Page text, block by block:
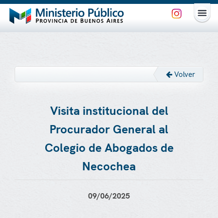
Volver
Visita institucional del
Procurador General al
Colegio de Abogados de
Necochea
09/06/2025